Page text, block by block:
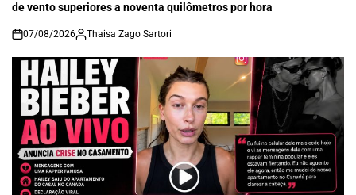
de vento superiores a noventa quilômetros por hora
on
07/08/2026 Thaisa Zago Sartori